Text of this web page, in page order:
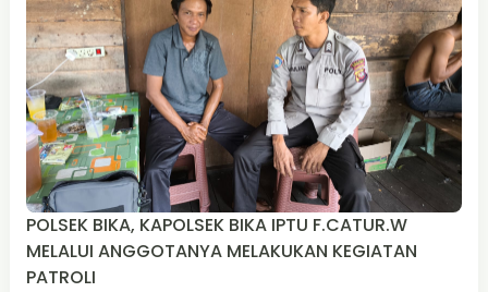
POLSEK BIKA, KAPOLSEK BIKA IPTU F.CATUR.W
MELALUI ANGGOTANYA MELAKUKAN KEGIATAN
PATROLI